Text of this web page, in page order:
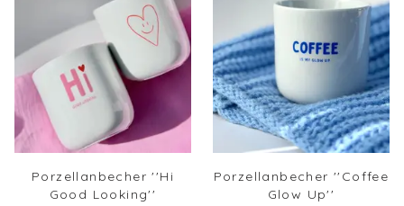
Porzellanbecher ''Hi
Good Looking''
Porzellanbecher ''Coffee
Glow Up''